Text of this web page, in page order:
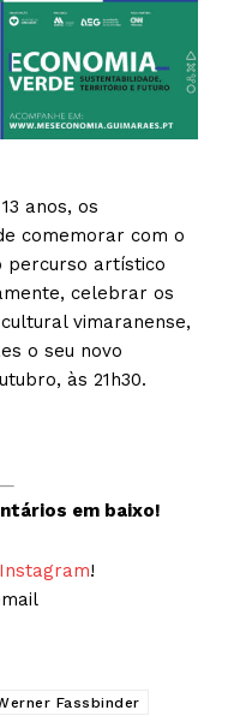
anos, os
comemorar com o
percurso artístico
celebrar os
vimaranense,
o seu novo
às 21h30.
em baixo!
Instagram!
Fassbinder